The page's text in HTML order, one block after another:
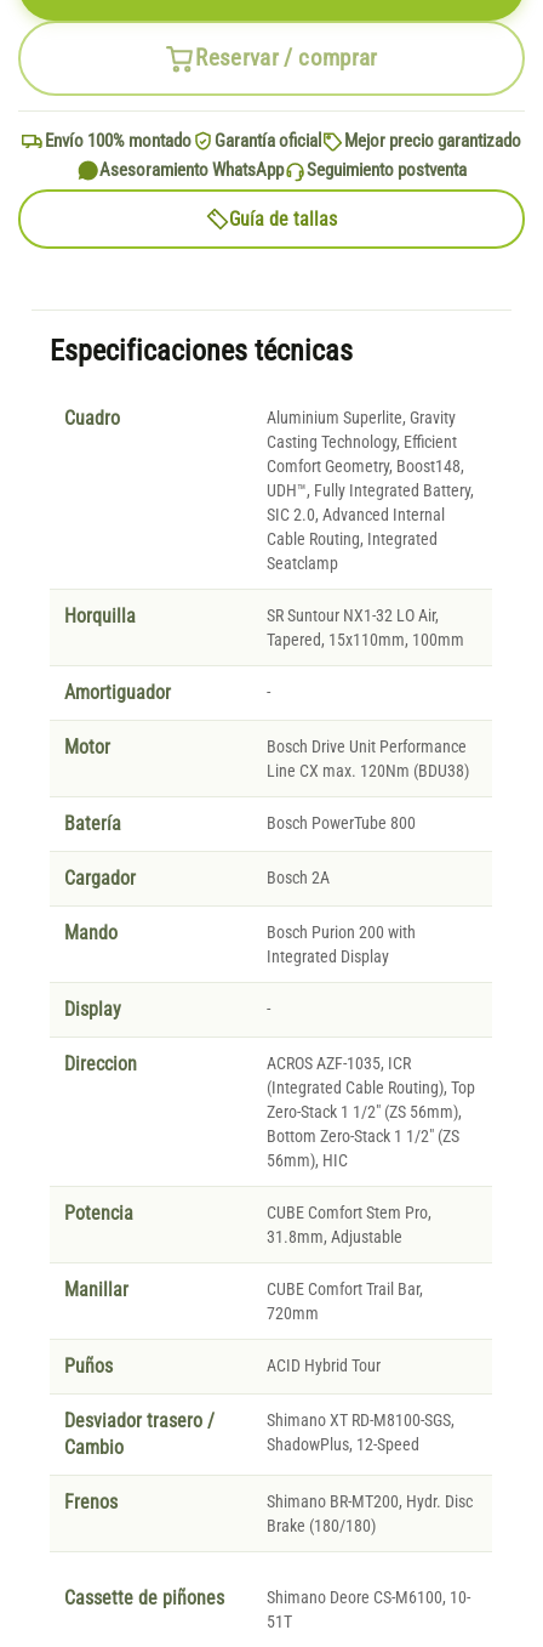
Reservar / comprar
Envío 100% montado Garantía oficial
Mejor precio garantizado
Asesoramiento WhatsApp
Seguimiento postventa
Guía de tallas
Especificaciones técnicas
Cuadro
Aluminium Superlite, Gravity
Casting Technology, Efficient
Comfort Geometry, Boost148,
UDH™, Fully Integrated Battery,
SIC 2.0, Advanced Internal
Cable Routing, Integrated
Seatclamp
Horquilla
SR Suntour NX1-32 LO Air,
Tapered, 15x110mm, 100mm
Amortiguador -
Motor
Bosch Drive Unit Performance
Line CX max. 120Nm (BDU38)
Batería Bosch PowerTube 800
Cargador Bosch 2A
Mando
Bosch Purion 200 with
Integrated Display
Display -
Direccion
ACROS AZF-1035, ICR
(Integrated Cable Routing), Top
Zero-Stack 1 1/2" (ZS 56mm),
Bottom Zero-Stack 1 1/2" (ZS
56mm), HIC
Potencia
CUBE Comfort Stem Pro,
31.8mm, Adjustable
Manillar
CUBE Comfort Trail Bar,
720mm
Puños ACID Hybrid Tour
Desviador trasero /
Cambio
Shimano XT RD-M8100-SGS,
ShadowPlus, 12-Speed
Frenos
Shimano BR-MT200, Hydr. Disc
Brake (180/180)
Cassette de piñones
Shimano Deore CS-M6100, 10-
51T